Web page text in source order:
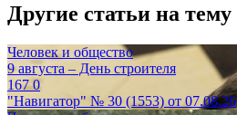
Другие статьи на тему
Человек и общество
9 августа – День строителя
1670
"Навигатор" № 30 (1553) от 07.08.26